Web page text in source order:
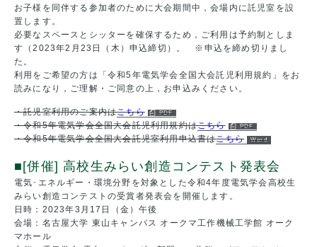
お子様を同伴する参加者のために大会期間中，会場内に託児室を設
置します。
必要なスペースとシッターを確保するため，ご利用は予約制としま
す（2023年2月23日（木）申込締切）。 ※申込を締め切りまし
た。
利用をご希望の方は「令和5年電気学会全国大会託児利用規約」をお
読みになり，ご理解・ご同意の上，お申込みください。
・託児室利用のご案内はこちら
・令和5年電気学会全国大会託児利用規約はこちら
・令和5年電気学会全国大会託児室利用申込書はこちら
■[併催] 高校生みらい創造コンテスト発表会
電気･エネルギー・環境分野を対象とした令和4年度電気学会高校生
みらい創造コンテストの受賞者発表会を開催します。
日時：2023年3月17日（金）午後
会場：名古屋大学 東山キャンパス オークマ工作機械工学館 オーク
マホール